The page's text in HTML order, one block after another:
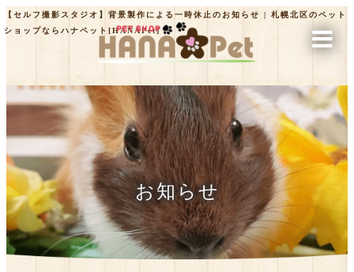
【セルフ撮影スタジオ】背景製作による一時休止のお知らせ | 札幌北区のペット
ショップならハナペット[HANAPet]
お知らせ